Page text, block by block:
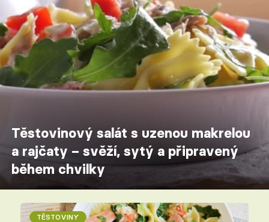
Těstovinový salát s uzenou makrelou
a rajčaty – svěží, sytý a připravený
během chvilky
TĚSTOVINY